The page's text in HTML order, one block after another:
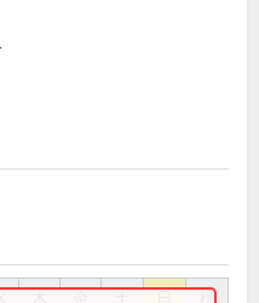
祝